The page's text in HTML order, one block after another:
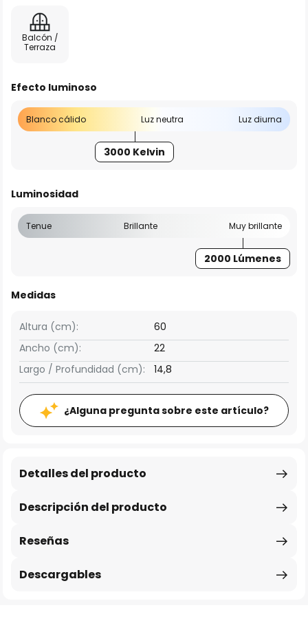
Balcón /
Terraza
Efecto luminoso
Blanco cálido Luz neutra Luz diurna
3000 Kelvin
Luminosidad
Tenue Brillante Muy brillante
2000 Lúmenes
Medidas
Ancho (cm): 22
Altura (cm): 60
Largo / Profundidad (cm): 14,8
¿Alguna pregunta sobre este artículo?
Descripción del producto
Detalles del producto
Reseñas
Descargables